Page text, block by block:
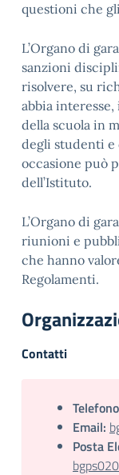
questioni che
L’Organo di
sanzioni
risolvere, su
abbia
della scuola in
degli studenti
occasione può
dell’Istituto.
L’Organo di
riunioni e
che hanno
Regolamenti.
Contatti
Email:
Posta